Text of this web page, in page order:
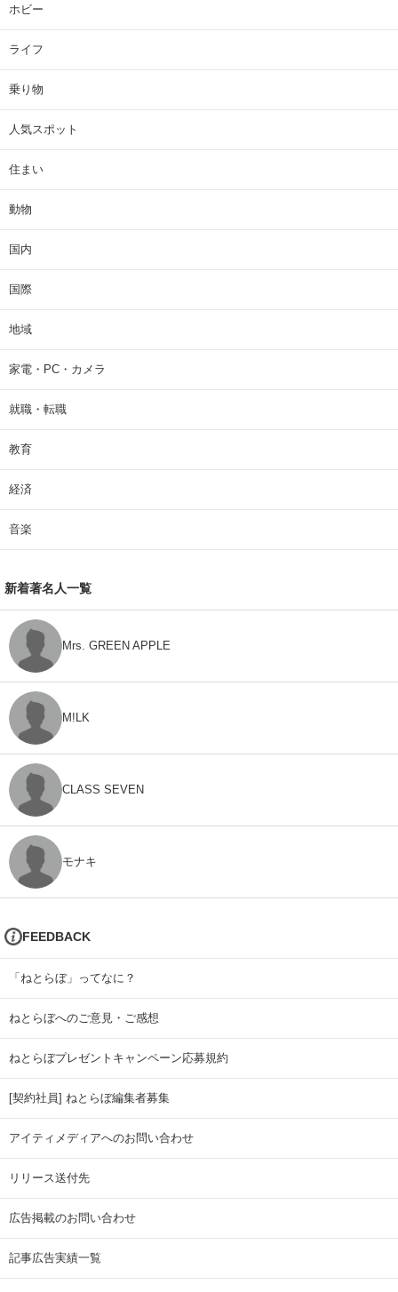
ホビー
ライフ
乗り物
人気スポット
住まい
動物
国内
国際
地域
家電・PC・カメラ
就職・転職
教育
経済
音楽
新着著名人一覧
Mrs. GREEN APPLE
M!LK
CLASS SEVEN
モナキ
FEEDBACK
「ねとらぼ」ってなに？
ねとらぼへのご意見・ご感想
ねとらぼプレゼントキャンペーン応募規約
[契約社員] ねとらぼ編集者募集
アイティメディアへのお問い合わせ
リリース送付先
広告掲載のお問い合わせ
記事広告実績一覧